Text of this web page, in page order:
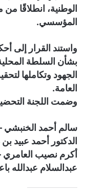
الوطنية، انطلاقًا
المؤسسي.
بشأن السلطة
الجهود وتكاملها
العامة.
وضمت اللجنة
سالم أحمد الخنبشي
الدكتور أحمد عبيد
أكرم نصيب
عبدالسلام عبدالله